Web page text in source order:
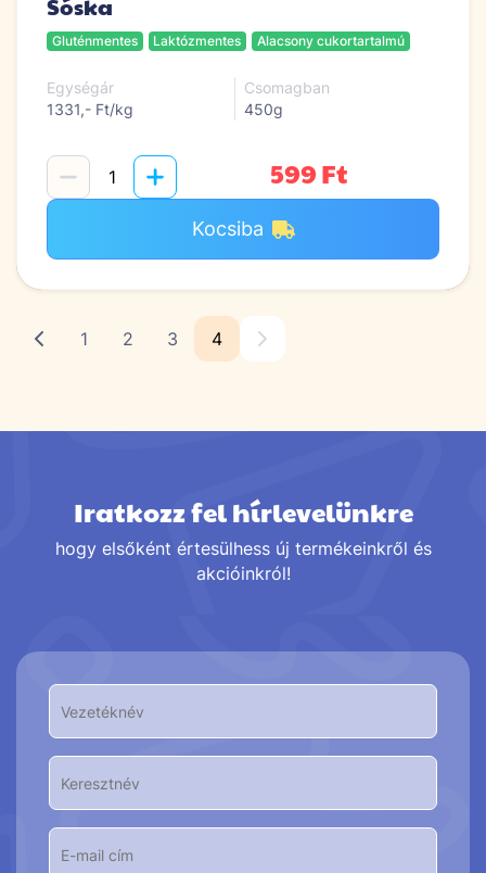
Sóska
Gluténmentes Laktózmentes Alacsony cukortartalmú
Egységár
1331,- Ft/kg
Csomagban
450g
599 Ft
Kocsiba
1 2 3 4
Iratkozz fel hírlevelünkre
hogy elsőként értesülhess új termékeinkről és
akcióinkról!